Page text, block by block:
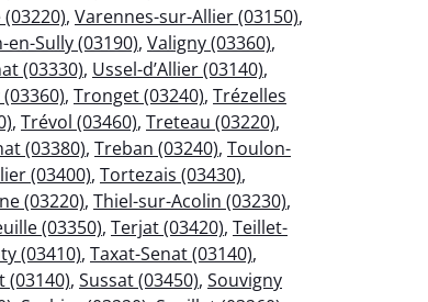
, Varennes-sur-Allier (03150),
en-Sully (03190), Valigny (03360),
(03330), Ussel-d’Allier (03140),
, Tronget (03240), Trézelles
, Trévol (03460), Treteau (03220),
(03380), Treban (03240), Toulon-
(03400), Tortezais (03430),
(03220), Thiel-sur-Acolin (03230),
(03350), Terjat (03420), Teillet-
(03410), Taxat-Senat (03140),
(03140), Sussat (03450), Souvigny